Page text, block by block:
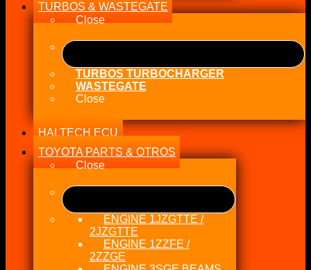
TURBOS & WASTEGATE
Close
TURBOS TURBOCHARGER
WASTEGATE
Close
HALTECH ECU
TOYOTA PARTS & OTROS
Close
ENGINE 1JZGTTE /
2JZGTTE
ENGINE 1ZZFE /
2ZZGE